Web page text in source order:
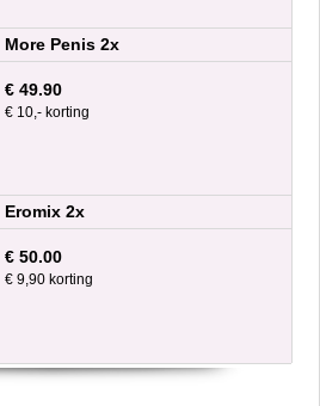
More Penis 2x
€ 49.90
€ 10,- korting
Eromix 2x
€ 50.00
€ 9,90 korting